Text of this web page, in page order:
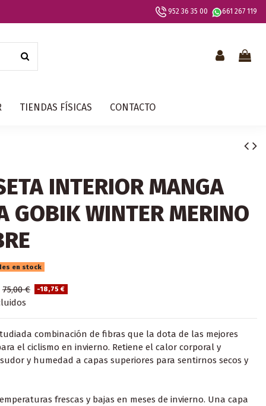
952 36 35 00 661 267 119
TIENDAS FÍSICAS CONTACTO
INTERIOR MANGA
GOBIK WINTER MERINO
en stock
75,00 € -18,75 €
combinación de fibras que la dota de las mejores
el ciclismo en invierno. Retiene el calor corporal y
y humedad a capas superiores para sentirnos secos y
frescas y bajas en meses de invierno. Una capa